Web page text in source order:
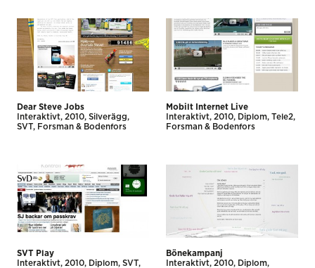
Dear Steve Jobs
Interaktivt 2010 Silverägg
SVT
Forsman & Bodenfors
Mobilt Internet Live
Interaktivt 2010 Diplom Tele2
Forsman & Bodenfors
SVT Play
Interaktivt 2010 Diplom SVT
Bönekampanj
Interaktivt 2010
Diplom